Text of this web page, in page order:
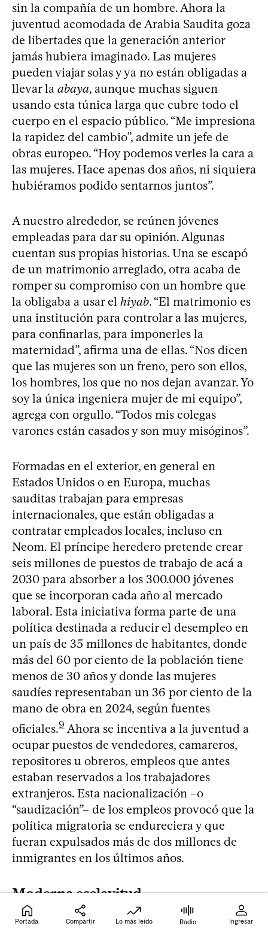
sin la compañía de un hombre. Ahora la
juventud acomodada de Arabia Saudita goza
de libertades que la generación anterior
jamás hubiera imaginado. Las mujeres
pueden viajar solas y ya no están obligadas a
llevar la abaya, aunque muchas siguen
usando esta túnica larga que cubre todo el
cuerpo en el espacio público. “Me impresiona
la rapidez del cambio”, admite un jefe de
obras europeo. “Hoy podemos verles la cara a
las mujeres. Hace apenas dos años, ni siquiera
hubiéramos podido sentarnos juntos”.
A nuestro alrededor, se reúnen jóvenes
empleadas para dar su opinión. Algunas
cuentan sus propias historias. Una se escapó
de un matrimonio arreglado, otra acaba de
romper su compromiso con un hombre que
la obligaba a usar el hiyab. “El matrimonio es
una institución para controlar a las mujeres,
para confinarlas, para imponerles la
maternidad”, afirma una de ellas. “Nos dicen
que las mujeres son un freno, pero son ellos,
los hombres, los que no nos dejan avanzar. Yo
soy la única ingeniera mujer de mi equipo”,
agrega con orgullo. “Todos mis colegas
varones están casados y son muy misóginos”.
Formadas en el exterior, en general en
Estados Unidos o en Europa, muchas
sauditas trabajan para empresas
internacionales, que están obligadas a
contratar empleados locales, incluso en
Neom. El príncipe heredero pretende crear
seis millones de puestos de trabajo de acá a
2030 para absorber a los 300.000 jóvenes
que se incorporan cada año al mercado
laboral. Esta iniciativa forma parte de una
política destinada a reducir el desempleo en
un país de 35 millones de habitantes, donde
más del 60 por ciento de la población tiene
menos de 30 años y donde las mujeres
saudíes representaban un 36 por ciento de la
mano de obra en 2024, según fuentes
oficiales.9 Ahora se incentiva a la juventud a
ocupar puestos de vendedores, camareros,
repositores u obreros, empleos que antes
estaban reservados a los trabajadores
extranjeros. Esta nacionalización –o
“saudización”– de los empleos provocó que la
política migratoria se endureciera y que
fueran expulsados más de dos millones de
inmigrantes en los últimos años.
Moderna esclavitud
En 2024, las autoridades expulsaron al menos
Portada Compartir Lo más leído Radio Ingresar